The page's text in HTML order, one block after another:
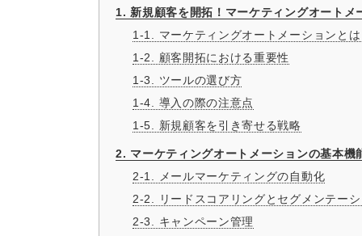
1. 新規顧客を開拓！マーケティングオートメ
1-1. マーケティングオートメーションとは
1-2. 顧客開拓における重要性
1-3. ツールの選び方
1-4. 導入の際の注意点
1-5. 新規顧客を引き寄せる戦略
2. マーケティングオートメーションの基本機
2-1. メールマーケティングの自動化
2-2. リードスコアリングとセグメンテーシ
2-3. キャンペーン管理